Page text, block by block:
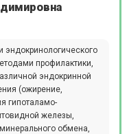
эндокринологического
профилактики,
эндокринной
(ожирение,
гипоталамо-
железы,
обмена,